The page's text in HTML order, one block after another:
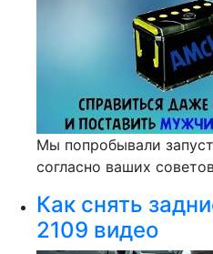
Мы попробывали
согласно ваших
Как снять
2109 видео